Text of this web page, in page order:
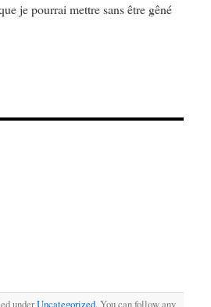
je pourrai mettre sans être gêné
underUncategorized. You can follow any